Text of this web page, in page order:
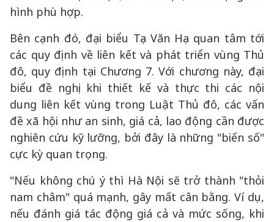
hình phù hợp.
Bên cạnh đó, đại biểu Tạ Văn Hạ quan tâm tới
các quy định về liên kết và phát triển vùng Thủ
đô, quy định tại Chương 7. Với chương này, đại
biểu đề nghị khi thiết kế và thực thi các nội
dung liên kết vùng trong Luật Thủ đô, các vấn
đề xã hội như an sinh, giá cả, lao động cần được
nghiên cứu kỹ lưỡng, bởi đây là những "biến số"
cực kỳ quan trọng.
"Nếu không chú ý thì Hà Nội sẽ trở thành "thỏi
nam châm" quá mạnh, gây mất cân bằng. Ví dụ,
nếu đánh giá tác động giá cả và mức sống, khi